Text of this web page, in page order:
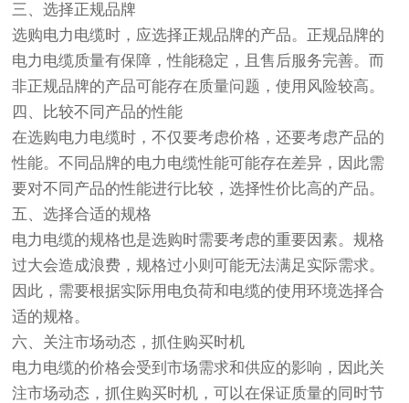
三、选择正规品牌
选购电力电缆时，应选择正规品牌的产品。正规品牌的
电力电缆质量有保障，性能稳定，且售后服务完善。而
非正规品牌的产品可能存在质量问题，使用风险较高。
四、比较不同产品的性能
在选购电力电缆时，不仅要考虑价格，还要考虑产品的
性能。不同品牌的电力电缆性能可能存在差异，因此需
要对不同产品的性能进行比较，选择性价比高的产品。
五、选择合适的规格
电力电缆的规格也是选购时需要考虑的重要因素。规格
过大会造成浪费，规格过小则可能无法满足实际需求。
因此，需要根据实际用电负荷和电缆的使用环境选择合
适的规格。
六、关注市场动态，抓住购买时机
电力电缆的价格会受到市场需求和供应的影响，因此关
注市场动态，抓住购买时机，可以在保证质量的同时节